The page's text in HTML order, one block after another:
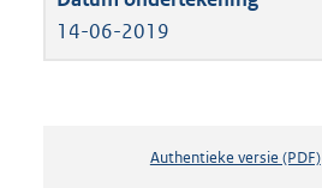
14-06-2019
Authentieke versie (PDF)b